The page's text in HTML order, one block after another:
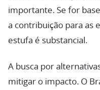
importante. Se for
a contribuição para as
estufa é substancial.
A busca por
mitigar o impacto. O